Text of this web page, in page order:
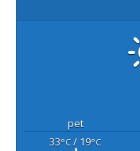
pet
33°C / 19°C